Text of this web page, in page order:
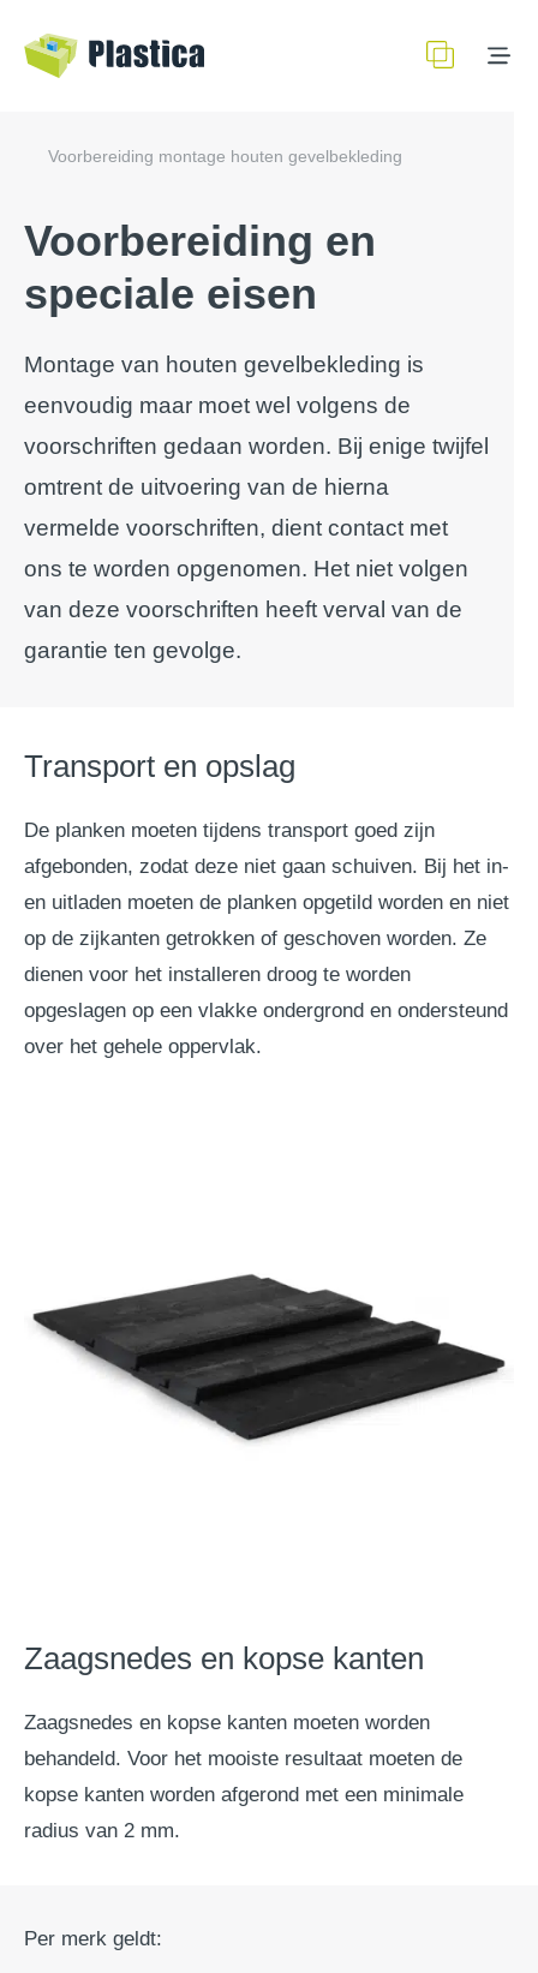
Voorbereiding montage houten gevelbekleding
Voorbereiding en
speciale eisen
Montage van houten gevelbekleding is
eenvoudig maar moet wel volgens de
voorschriften gedaan worden. Bij enige twijfel
omtrent de uitvoering van de hierna
vermelde voorschriften, dient contact met
ons te worden opgenomen. Het niet volgen
van deze voorschriften heeft verval van de
garantie ten gevolge.
Transport en opslag
De planken moeten tijdens transport goed zijn
afgebonden, zodat deze niet gaan schuiven. Bij het in-
en uitladen moeten de planken opgetild worden en niet
op de zijkanten getrokken of geschoven worden. Ze
dienen voor het installeren droog te worden
opgeslagen op een vlakke ondergrond en ondersteund
over het gehele oppervlak.
Zaagsnedes en kopse kanten
Zaagsnedes en kopse kanten moeten worden
behandeld. Voor het mooiste resultaat moeten de
kopse kanten worden afgerond met een minimale
radius van 2 mm.
Per merk geldt: